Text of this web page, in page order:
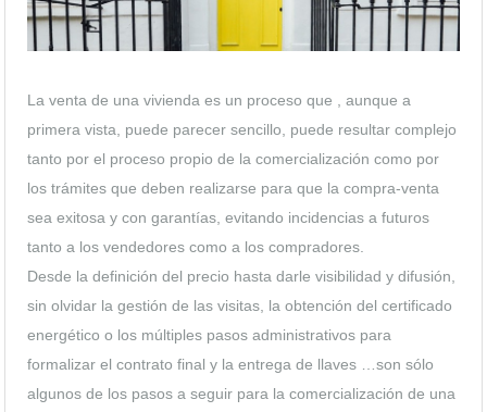
La venta de una vivienda es un proceso que , aunque a
primera vista, puede parecer sencillo, puede resultar complejo
tanto por el proceso propio de la comercialización como por
los trámites que deben realizarse para que la compra-venta
sea exitosa y con garantías, evitando incidencias a futuros
tanto a los vendedores como a los compradores.
Desde la definición del precio hasta darle visibilidad y difusión,
sin olvidar la gestión de las visitas, la obtención del certificado
energético o los múltiples pasos administrativos para
formalizar el contrato final y la entrega de llaves …son sólo
algunos de los pasos a seguir para la comercialización de una